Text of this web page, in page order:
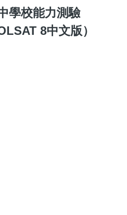
學校能力測驗
8中文版）